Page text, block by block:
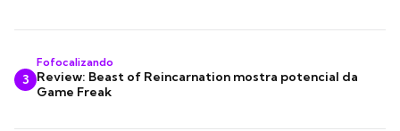
3
Fofocalizando
Review: Beast of Reincarnation mostra potencial da
Game Freak